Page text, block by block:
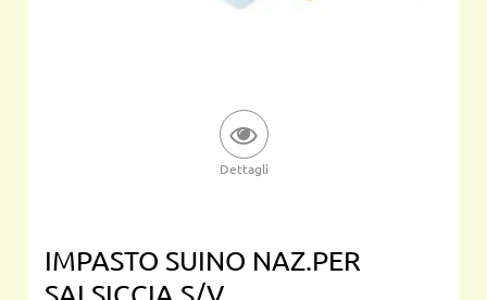
Dettagli
IMPASTO SUINO NAZ.PER